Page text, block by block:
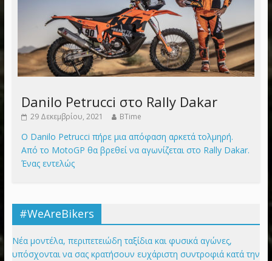
Danilo Petrucci στο Rally Dakar
29 Δεκεμβρίου, 2021 BTime
Ο Danilo Petrucci πήρε μια απόφαση αρκετά τολμηρή.
Από το MotoGP θα βρεθεί να αγωνίζεται στο Rally Dakar.
Ένας εντελώς
#WeAreBikers
Νέα μοντέλα, περιπετειώδη ταξίδια και φυσικά αγώνες,
υπόσχονται να σας κρατήσουν ευχάριστη συντροφιά κατά την